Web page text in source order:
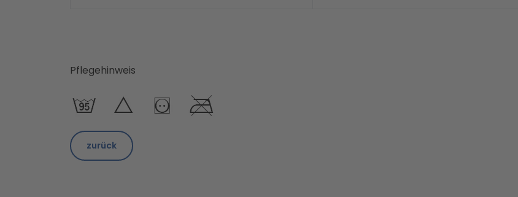
Pflegehinweis
zurück